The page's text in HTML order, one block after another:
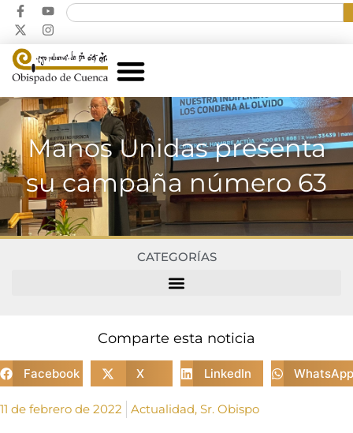
Manos Unidas presenta
su campaña número 63
CATEGORÍAS
Comparte esta noticia
Facebook X LinkedIn WhatsApp
11 de febrero de 2022 Actualidad, Sr. Obispo